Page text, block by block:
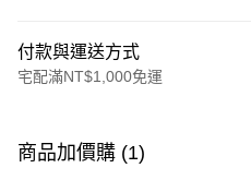
付款與運送方式
宅配滿NT$1,000免運
信用卡一次付款
商品加價購 (1)